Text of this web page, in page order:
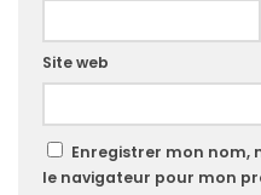
Site web
Enregistrer mon nom,
le navigateur pour mon